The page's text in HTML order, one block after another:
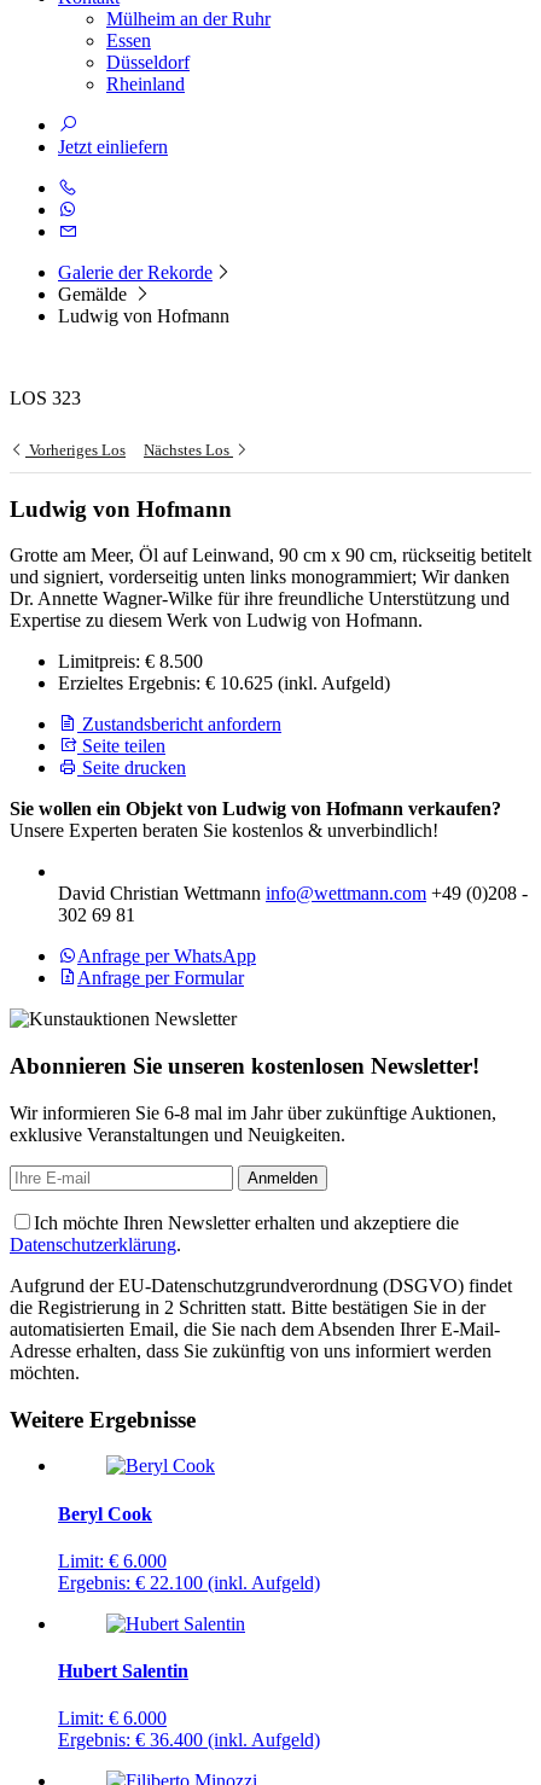
Mülheim an der Ruhr
Essen
Düsseldorf
Rheinland
Jetzt einliefern
Galerie der Rekorde
Gemälde
Ludwig von Hofmann
LOS 323
Vorheriges Los Nächstes Los
Ludwig von Hofmann
Grotte am Meer, Öl auf Leinwand, 90 cm x 90 cm, rückseitig betitelt
und signiert, vorderseitig unten links monogrammiert; Wir danken
Dr. Annette Wagner-Wilke für ihre freundliche Unterstützung und
Expertise zu diesem Werk von Ludwig von Hofmann.
Limitpreis: € 8.500
Erzieltes Ergebnis: € 10.625 (inkl. Aufgeld)
Zustandsbericht anfordern
Seite teilen
Seite drucken
Sie wollen ein Objekt von Ludwig von Hofmann verkaufen?
Unsere Experten beraten Sie kostenlos & unverbindlich!
David Christian Wettmann info@wettmann.com +49 (0)208 -
302 69 81
Anfrage per WhatsApp
Anfrage per Formular
Abonnieren Sie unseren kostenlosen Newsletter!
Wir informieren Sie 6-8 mal im Jahr über zukünftige Auktionen,
exklusive Veranstaltungen und Neuigkeiten.
Ich möchte Ihren Newsletter erhalten und akzeptiere die
Datenschutzerklärung.
Aufgrund der EU-Datenschutzgrundverordnung (DSGVO) findet
die Registrierung in 2 Schritten statt. Bitte bestätigen Sie in der
automatisierten Email, die Sie nach dem Absenden Ihrer E-Mail-
Adresse erhalten, dass Sie zukünftig von uns informiert werden
möchten.
Weitere Ergebnisse
Beryl Cook
Limit: € 6.000
Ergebnis: € 22.100 (inkl. Aufgeld)
Hubert Salentin
Limit: € 6.000
Ergebnis: € 36.400 (inkl. Aufgeld)